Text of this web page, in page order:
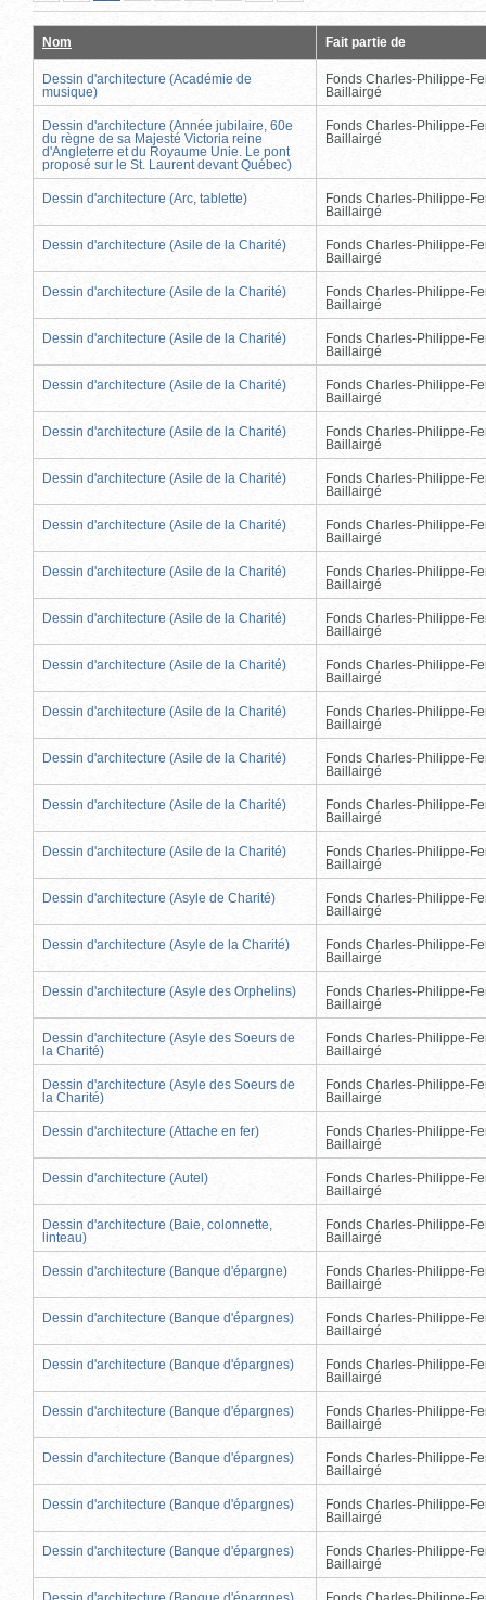
pageprécédente
actuelle)
suivante
page
Nom Fait partie de
Dessin d'architecture (Académie de
musique)
Fonds Charles-Philippe-
Baillairgé
Dessin d'architecture (Année jubilaire, 60e
du règne de sa Majesté Victoria reine
d'Angleterre et du Royaume Unie. Le pont
proposé sur le St. Laurent devant Québec)
Fonds Charles-Philippe-
Baillairgé
Dessin d'architecture (Arc, tablette)
Fonds Charles-Philippe-
Baillairgé
Dessin d'architecture (Asile de la Charité)
Fonds Charles-Philippe-
Baillairgé
Dessin d'architecture (Asile de la Charité)
Fonds Charles-Philippe-
Baillairgé
Dessin d'architecture (Asile de la Charité)
Fonds Charles-Philippe-
Baillairgé
Dessin d'architecture (Asile de la Charité)
Fonds Charles-Philippe-
Baillairgé
Dessin d'architecture (Asile de la Charité)
Fonds Charles-Philippe-
Baillairgé
Dessin d'architecture (Asile de la Charité)
Fonds Charles-Philippe-
Baillairgé
Dessin d'architecture (Asile de la Charité)
Fonds Charles-Philippe-
Baillairgé
Dessin d'architecture (Asile de la Charité)
Fonds Charles-Philippe-
Baillairgé
Dessin d'architecture (Asile de la Charité)
Fonds Charles-Philippe-
Baillairgé
Dessin d'architecture (Asile de la Charité)
Fonds Charles-Philippe-
Baillairgé
Dessin d'architecture (Asile de la Charité)
Fonds Charles-Philippe-
Baillairgé
Dessin d'architecture (Asile de la Charité)
Fonds Charles-Philippe-
Baillairgé
Dessin d'architecture (Asile de la Charité)
Fonds Charles-Philippe-
Baillairgé
Dessin d'architecture (Asile de la Charité)
Fonds Charles-Philippe-
Baillairgé
Dessin d'architecture (Asyle de Charité)
Fonds Charles-Philippe-
Baillairgé
Dessin d'architecture (Asyle de la Charité)
Fonds Charles-Philippe-
Baillairgé
Dessin d'architecture (Asyle des Orphelins)
Fonds Charles-Philippe-
Baillairgé
Dessin d'architecture (Asyle des Soeurs de
la Charité)
Fonds Charles-Philippe-
Baillairgé
Dessin d'architecture (Asyle des Soeurs de
la Charité)
Fonds Charles-Philippe-
Baillairgé
Dessin d'architecture (Attache en fer)
Fonds Charles-Philippe-
Baillairgé
Dessin d'architecture (Autel)
Fonds Charles-Philippe-
Baillairgé
Dessin d'architecture (Baie, colonnette,
linteau)
Fonds Charles-Philippe-
Baillairgé
Dessin d'architecture (Banque d'épargne)
Fonds Charles-Philippe-
Baillairgé
Dessin d'architecture (Banque d'épargnes)
Fonds Charles-Philippe-
Baillairgé
Dessin d'architecture (Banque d'épargnes)
Fonds Charles-Philippe-
Baillairgé
Dessin d'architecture (Banque d'épargnes)
Fonds Charles-Philippe-
Baillairgé
Dessin d'architecture (Banque d'épargnes)
Fonds Charles-Philippe-
Baillairgé
Dessin d'architecture (Banque d'épargnes)
Fonds Charles-Philippe-
Baillairgé
Dessin d'architecture (Banque d'épargnes)
Fonds Charles-Philippe-
Baillairgé